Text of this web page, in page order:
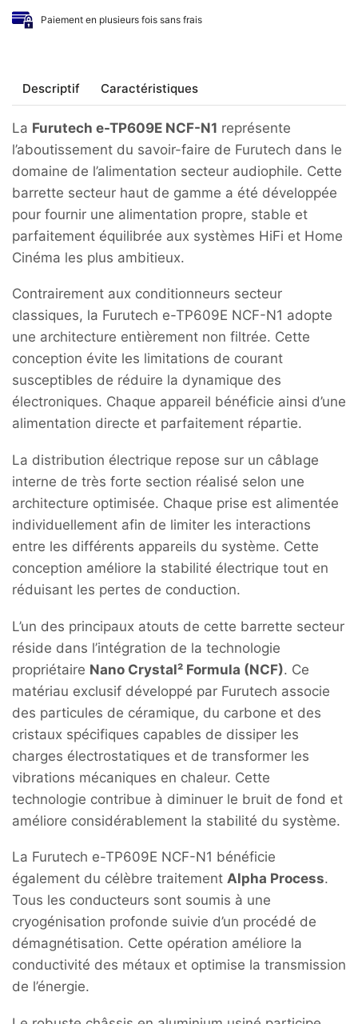
Paiement en plusieurs fois sans frais
Descriptif Caractéristiques
La Furutech e-TP609E NCF-N1 représente
l’aboutissement du savoir-faire de Furutech dans le
domaine de l’alimentation secteur audiophile. Cette
barrette secteur haut de gamme a été développée
pour fournir une alimentation propre, stable et
parfaitement équilibrée aux systèmes HiFi et Home
Cinéma les plus ambitieux.
Contrairement aux conditionneurs secteur
classiques, la Furutech e-TP609E NCF-N1 adopte
une architecture entièrement non filtrée. Cette
conception évite les limitations de courant
susceptibles de réduire la dynamique des
électroniques. Chaque appareil bénéficie ainsi d’une
alimentation directe et parfaitement répartie.
La distribution électrique repose sur un câblage
interne de très forte section réalisé selon une
architecture optimisée. Chaque prise est alimentée
individuellement afin de limiter les interactions
entre les différents appareils du système. Cette
conception améliore la stabilité électrique tout en
réduisant les pertes de conduction.
L’un des principaux atouts de cette barrette secteur
réside dans l’intégration de la technologie
propriétaire Nano Crystal² Formula (NCF). Ce
matériau exclusif développé par Furutech associe
des particules de céramique, du carbone et des
cristaux spécifiques capables de dissiper les
charges électrostatiques et de transformer les
vibrations mécaniques en chaleur. Cette
technologie contribue à diminuer le bruit de fond et
améliore considérablement la stabilité du système.
La Furutech e-TP609E NCF-N1 bénéficie
également du célèbre traitement Alpha Process.
Tous les conducteurs sont soumis à une
cryogénisation profonde suivie d’un procédé de
démagnétisation. Cette opération améliore la
conductivité des métaux et optimise la transmission
de l’énergie.